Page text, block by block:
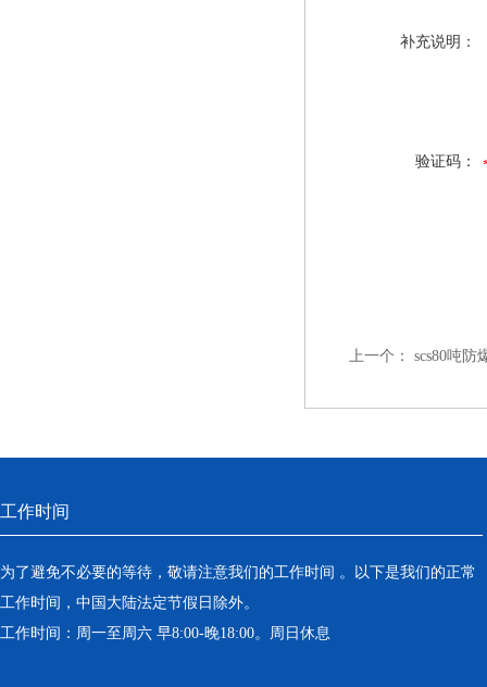
补充说明：
验证码：
上一个： scs80吨防
工作时间
为了避免不必要的等待，敬请注意我们的工作时间 。以下是我们的正常
工作时间，中国大陆法定节假日除外。
工作时间：周一至周六 早8:00-晚18:00。周日休息